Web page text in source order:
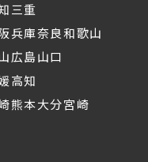
三重
兵庫奈良和歌山
広島山口
高知
熊本大分宮崎